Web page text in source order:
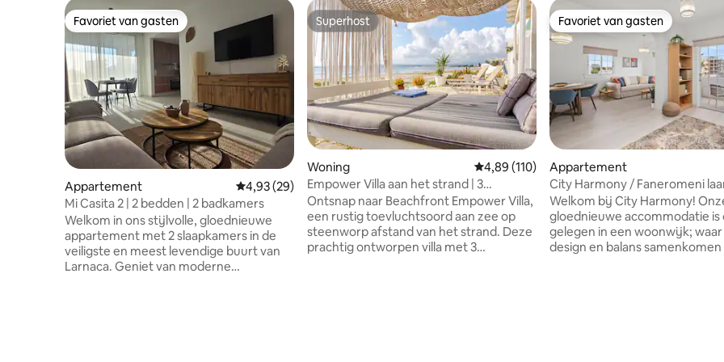
Favoriet van gasten
Favoriet van gasten
Appartement Gemiddelde beoordeling van 4,93 uit 5, 29 recensies
4,93 (29)
Mi Casita 2 | 2 bedden | 2 badkamers
Welkom in ons stijlvolle, gloednieuwe
appartement met 2 slaapkamers in de
veiligste en meest levendige buurt van
Larnaca. Geniet van moderne
Superhost
Superhost
Woning Gemiddelde beoordeling van 4,89 uit 5, 110
4,89 (110)
Empower Villa aan het strand | 3
slaapkamers | Slaapt 6
Ontsnap naar Beachfront Empower Villa,
een rustig toevluchtsoord aan zee op
steenworp afstand van het strand. Deze
prachtig ontworpen villa met 3
Favoriet van gasten
Favoriet van gasten
Appartement
City Harmony / Faneromeni
Welkom bij City Harmony! Onze
gloednieuwe accommodatie is
gelegen in een woonwijk;
design en balans samenkomen